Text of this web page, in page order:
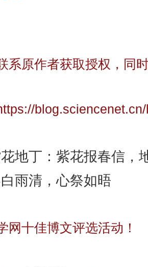
系原作者获取授权，同
地丁：紫花报春信，
雨清，心祭如晤
网十佳博文评选活动！